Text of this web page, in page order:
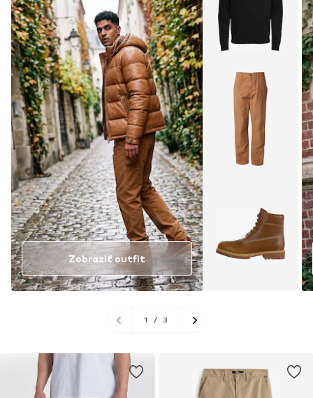
Zobraziť outfit
1 / 3